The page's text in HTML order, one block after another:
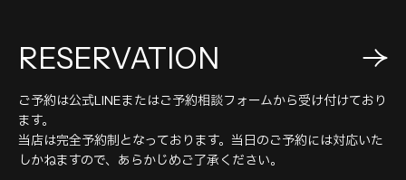
RESERVATION
ご予約は公式LINEまたはご予約相談フォームから受け付けており
ます。
当店は完全予約制となっております。当日のご予約には対応いた
しかねますので、あらかじめご了承ください。